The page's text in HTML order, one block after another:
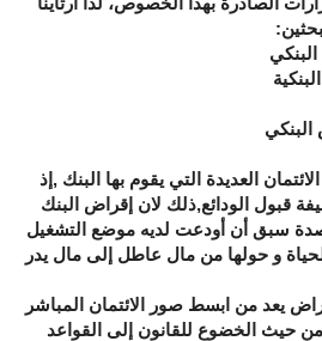
العديدة التي يقوم بها البنك ,إذ
قبول الودائع,ذلك لان إقراض البنك
سبق أن أودعت لديه موضع التشغيل
و حولها من مال عاطل إلى مال يدر
يعد من ابسط صور الائتمان المباشر
من حيث الخضوع للقانون إلى القواعد